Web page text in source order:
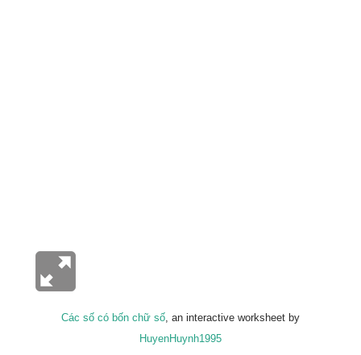
Các số có bốn chữ số, an interactive worksheet by
HuyenHuynh1995